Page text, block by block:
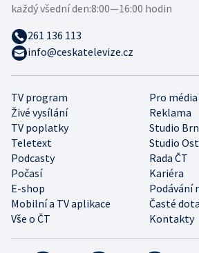
TV program
Pro média
Živé vysílání
Reklama
TV poplatky
Studio
Teletext
Studio
Podcasty
Rada ČT
Počasí
Kariéra
E-shop
Podávání
Mobilní a TV aplikace
Časté
Vše o ČT
Kontakty
každý všední den:8:00—16:00 hodin
261 136 113
info@ceskatelevize.cz